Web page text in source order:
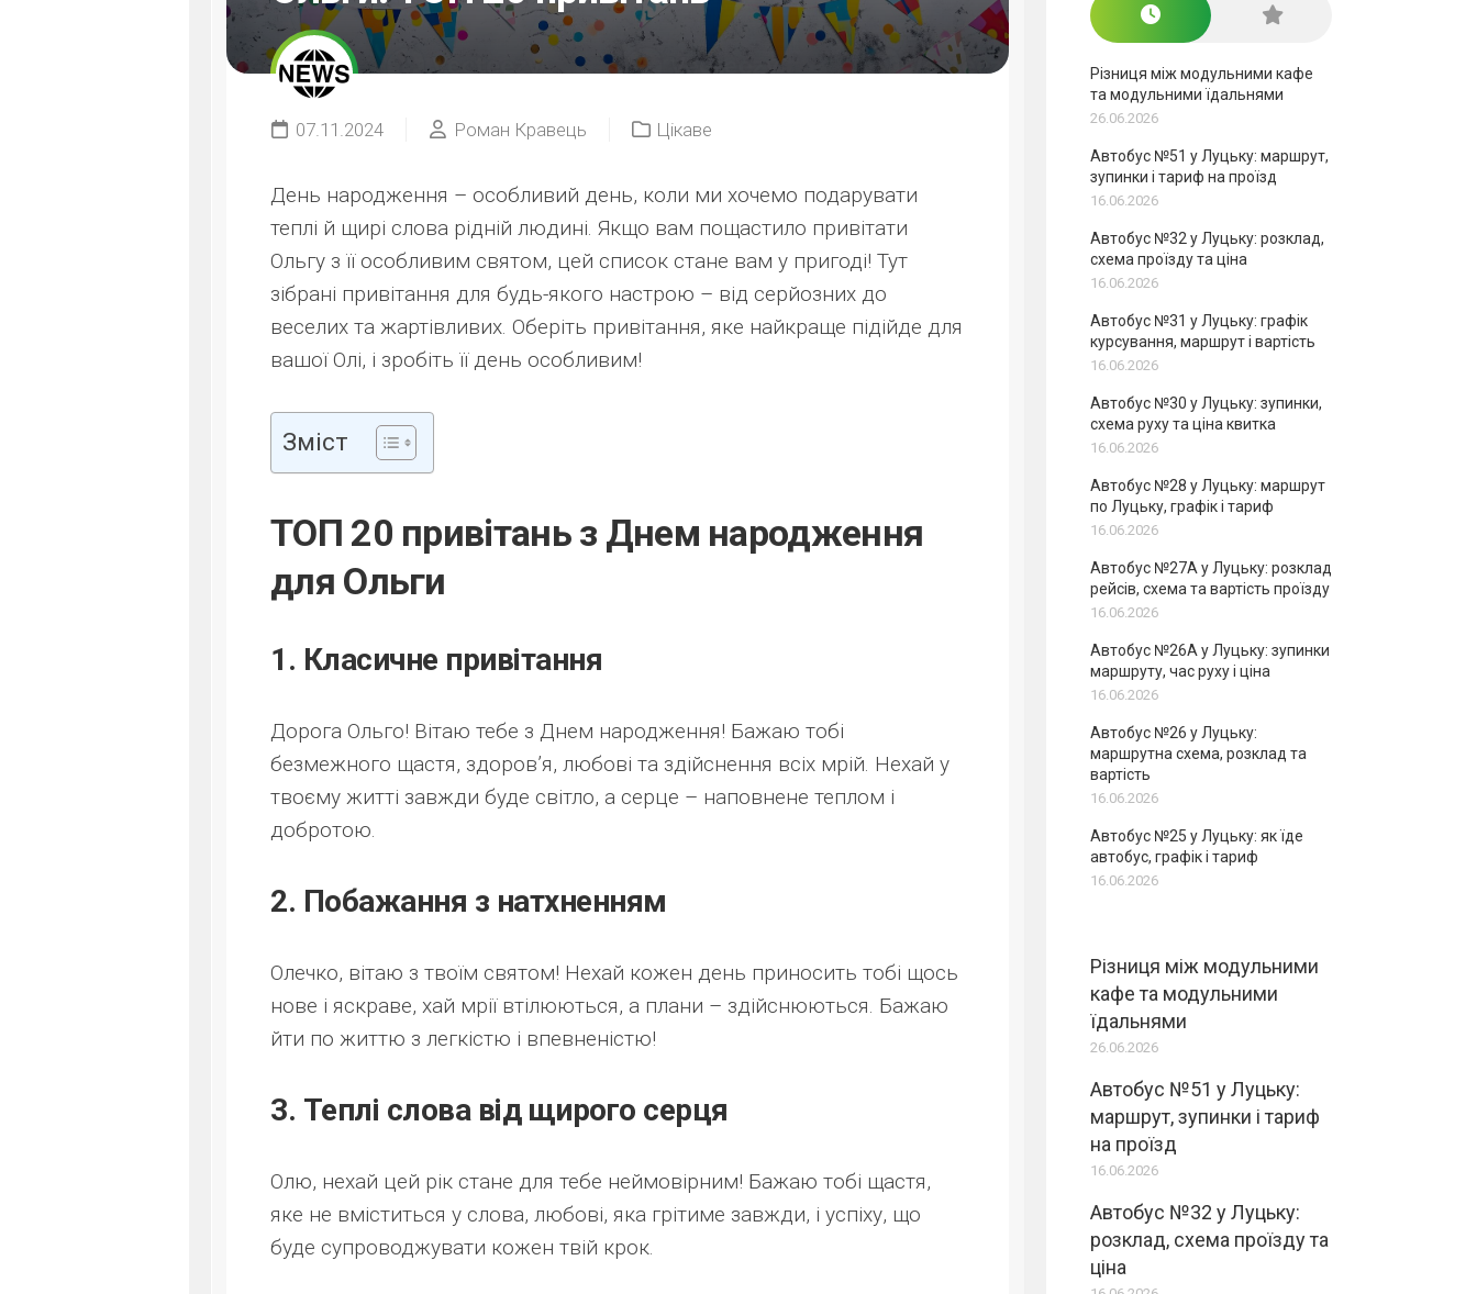
07.11.2024 Роман Кравець Цікаве
День народження – особливий день, коли ми хочемо подарувати
теплі й щирі слова рідній людині. Якщо вам пощастило привітати
Ольгу з її особливим святом, цей список стане вам у пригоді! Тут
зібрані привітання для будь-якого настрою – від серйозних до
веселих та жартівливих. Оберіть привітання, яке найкраще підійде для
вашої Олі, і зробіть її день особливим!
Зміст
ТОП 20 привітань з Днем народження
для Ольги
1. Класичне привітання
Дорога Ольго! Вітаю тебе з Днем народження! Бажаю тобі
безмежного щастя, здоров’я, любові та здійснення всіх мрій. Нехай у
твоєму житті завжди буде світло, а серце – наповнене теплом і
добротою.
2. Побажання з натхненням
Олечко, вітаю з твоїм святом! Нехай кожен день приносить тобі щось
нове і яскраве, хай мрії втілюються, а плани – здійснюються. Бажаю
йти по життю з легкістю і впевненістю!
3. Теплі слова від щирого серця
Олю, нехай цей рік стане для тебе неймовірним! Бажаю тобі щастя,
яке не вміститься у слова, любові, яка грітиме завжди, і успіху, що
буде супроводжувати кожен твій крок.
Різниця між модульними кафе
та модульними їдальнями
26.06.2026
Автобус №51 у Луцьку: маршрут,
зупинки і тариф на проїзд
16.06.2026
Автобус №32 у Луцьку: розклад,
схема проїзду та ціна
16.06.2026
Автобус №31 у Луцьку: графік
курсування, маршрут і вартість
16.06.2026
Автобус №30 у Луцьку: зупинки,
схема руху та ціна квитка
16.06.2026
Автобус №28 у Луцьку: маршрут
по Луцьку, графік і тариф
16.06.2026
Автобус №27А у Луцьку: розклад
рейсів, схема та вартість проїзду
16.06.2026
Автобус №26А у Луцьку: зупинки
маршруту, час руху і ціна
16.06.2026
Автобус №26 у Луцьку:
маршрутна схема, розклад та
вартість
16.06.2026
Автобус №25 у Луцьку: як їде
автобус, графік і тариф
16.06.2026
Різниця між модульними
кафе та модульними
їдальнями
26.06.2026
Автобус №51 у Луцьку:
маршрут, зупинки і тариф
на проїзд
16.06.2026
Автобус №32 у Луцьку:
розклад, схема проїзду та
ціна